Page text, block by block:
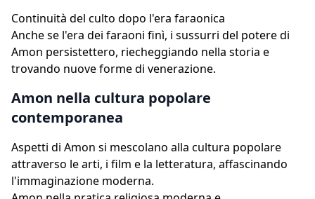
Continuità del culto dopo l'era faraonica
Anche se l'era dei faraoni finì, i sussurri del potere di
Amon persistettero, riecheggiando nella storia e
trovando nuove forme di venerazione.
Amon nella cultura popolare
contemporanea
Aspetti di Amon si mescolano alla cultura popolare
attraverso le arti, i film e la letteratura, affascinando
l'immaginazione moderna.